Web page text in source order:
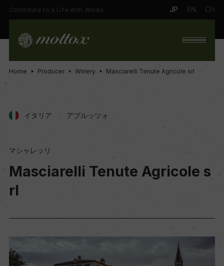
Contribute to a Life with Wines. JP EN CH
Home Producer Winery Masciarelli Tenute Agricole srl
イタリア アブルッツォ
マシャレッリ
Masciarelli Tenute Agricole s
rl